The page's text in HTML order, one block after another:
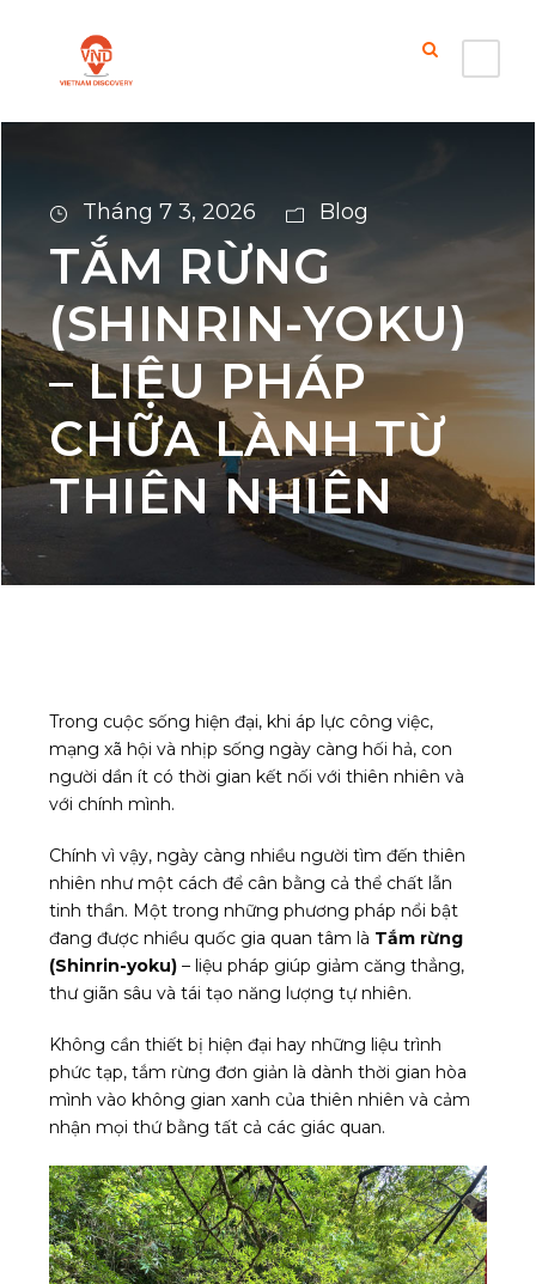
Tháng 7 3, 2026 Blog
TẮM RỪNG
(SHINRIN-YOKU)
– LIỆU PHÁP
CHỮA LÀNH TỪ
THIÊN NHIÊN
Trong cuộc sống hiện đại, khi áp lực công việc,
mạng xã hội và nhịp sống ngày càng hối hả, con
người dần ít có thời gian kết nối với thiên nhiên và
với chính mình.
Chính vì vậy, ngày càng nhiều người tìm đến thiên
nhiên như một cách để cân bằng cả thể chất lẫn
tinh thần. Một trong những phương pháp nổi bật
đang được nhiều quốc gia quan tâm là Tắm rừng
(Shinrin-yoku) – liệu pháp giúp giảm căng thẳng,
thư giãn sâu và tái tạo năng lượng tự nhiên.
Không cần thiết bị hiện đại hay những liệu trình
phức tạp, tắm rừng đơn giản là dành thời gian hòa
mình vào không gian xanh của thiên nhiên và cảm
nhận mọi thứ bằng tất cả các giác quan.